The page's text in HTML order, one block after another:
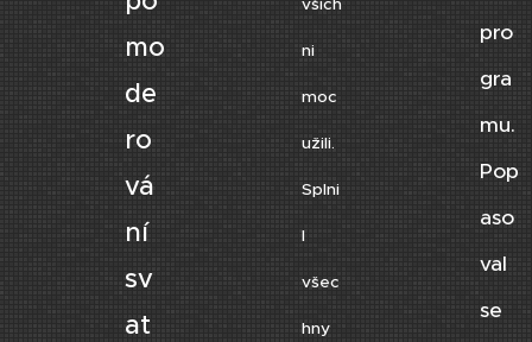
mo
de
ro
vá
ní
sv
at
všich
ni
moc
užili.
Splni
l
všec
hny
pro
gra
mu.
Pop
aso
val
se